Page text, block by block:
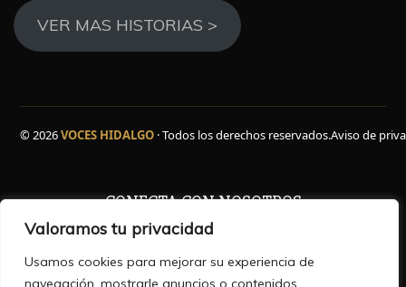
Valoramos tu privacidad
Usamos cookies para mejorar su experiencia de
navegación, mostrarle anuncios o contenidos
VER MAS HISTORIAS >
© 2026VOCES HIDALGO · Todos los derechos reservados.Aviso de
CONECTA CON NOSOTROS